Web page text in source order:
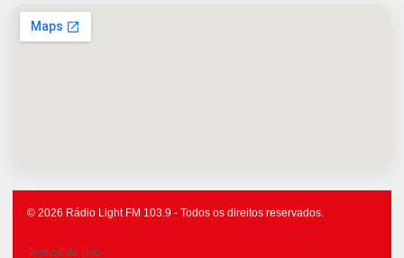
© 2026 Rádio Light FM 103.9 - Todos os direitos reservados.
Termos de Uso